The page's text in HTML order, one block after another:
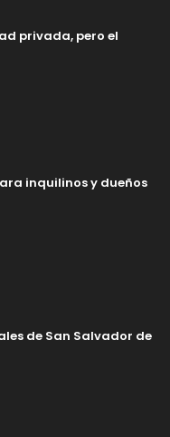
privada, pero el
inquilinos y dueños
de San Salvador de